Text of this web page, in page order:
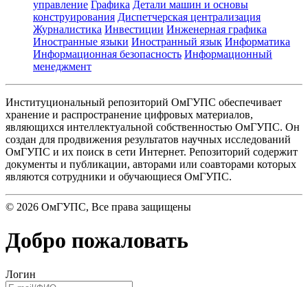
управление Графика Детали машин и основы
конструирования Диспетчерская централизация
Журналистика Инвестиции Инженерная графика
Иностранные языки Иностранный язык Информатика
Информационная безопасность Информационный
менеджмент
Институциональный репозиторий ОмГУПС обеспечивает
хранение и распространение цифровых материалов,
являющихся интеллектуальной собственностью ОмГУПС. Он
создан для продвижения результатов научных исследований
ОмГУПС и их поиск в сети Интернет. Репозиторий содержит
документы и публикации, авторами или соавторами которых
являются сотрудники и обучающиеся ОмГУПС.
© 2026 ОмГУПС, Все права защищены
Добро пожаловать
Логин